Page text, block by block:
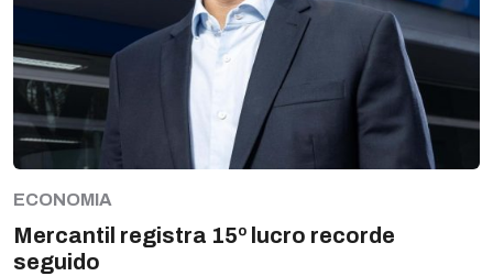
ECONOMIA
Mercantil registra 15º lucro recorde
seguido